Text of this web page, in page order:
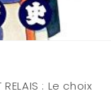
RELAIS : Le choix